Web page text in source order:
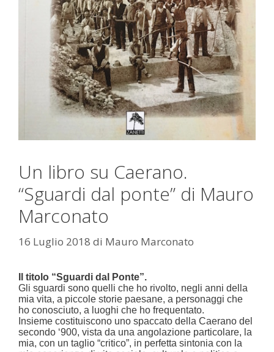
Un libro su Caerano.
“Sguardi dal ponte” di Mauro
Marconato
16 Luglio 2018 di Mauro Marconato
Il titolo “Sguardi dal Ponte”.
Gli sguardi sono quelli che ho rivolto, negli anni della
mia vita, a piccole storie paesane, a personaggi che
ho conosciuto, a luoghi che ho frequentato.
Insieme costituiscono uno spaccato della Caerano del
secondo ‘900, vista da una angolazione particolare, la
mia, con un taglio “critico”, in perfetta sintonia con la